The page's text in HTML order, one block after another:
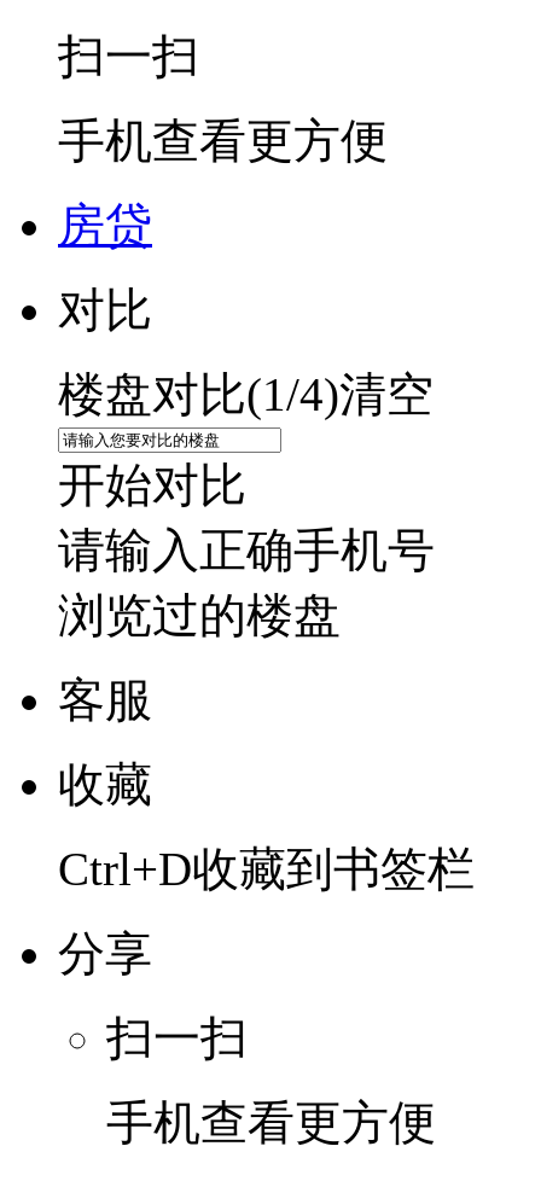
扫一扫
手机查看更方便
房贷
对比
楼盘对比(1/4)清空
开始对比
请输入正确手机号
浏览过的楼盘
客服
收藏
Ctrl+D收藏到书签栏
分享
扫一扫
手机查看更方便